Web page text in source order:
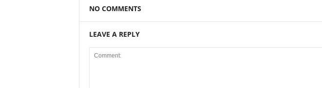
NO COMMENTS
LEAVE A REPLY